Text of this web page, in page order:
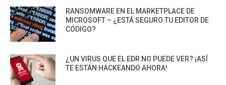
RANSOMWARE EN EL MARKETPLACE DE
MICROSOFT – ¿ESTÁ SEGURO TU EDITOR DE
CÓDIGO?
¿UN VIRUS QUE EL EDR NO PUEDE VER? ¡ASÍ
TE ESTÁN HACKEANDO AHORA!